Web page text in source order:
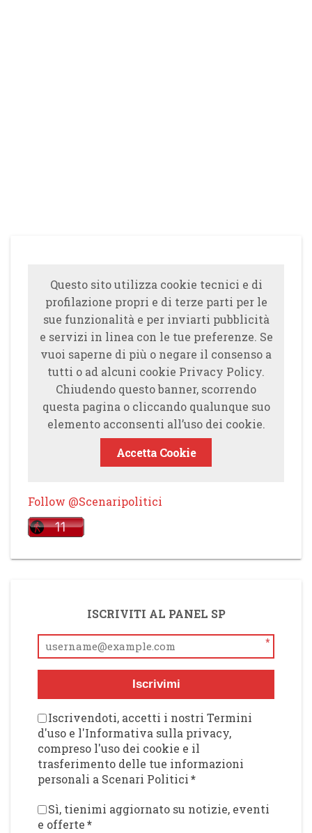
Questo sito utilizza cookie tecnici e di
profilazione propri e di terze parti per le
sue funzionalità e per inviarti pubblicità
e servizi in linea con le tue preferenze. Se
vuoi saperne di più o negare il consenso a
tutti o ad alcuni cookie Privacy Policy.
Chiudendo questo banner, scorrendo
questa pagina o cliccando qualunque suo
elemento acconsenti all’uso dei cookie.
Accetta Cookie
Follow @Scenaripolitici
ISCRIVITI AL PANEL SP
*
Iscrivimi
Iscrivendoti, accetti i nostri Termini
d'uso e l'Informativa sulla privacy,
compreso l'uso dei cookie e il
trasferimento delle tue informazioni
personali a Scenari Politici*
Sì, tienimi aggiornato su notizie, eventi
e offerte*